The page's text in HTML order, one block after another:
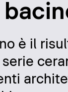
è il
serie